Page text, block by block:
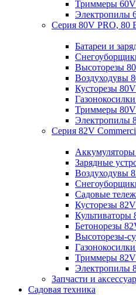
Триммеры 60V
Электропилы
Серия 80V PRO, 80
Батареи и
Высоторезы
Воздуходувы
Кусторезы 80V
Триммеры 80V
Электропилы
Серия 82V
Зарядные
Воздуходувы
Садовые
Кусторезы 82V
Культиваторы
Бетонорезы
Высоторезы-
Триммеры 82V
Электропилы
Запчасти и
Садовая техника